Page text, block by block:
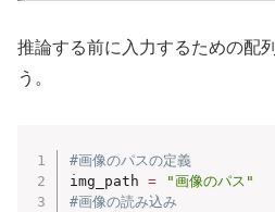
推論する前に入力するための配
う。
#画像のパスの定義
img_path =
"画像のパス"
#画像の読み込み